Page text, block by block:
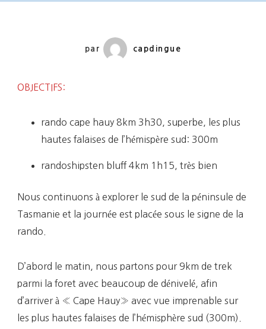
par capdingue
OBJECTIFS:
rando cape hauy 8km 3h30, superbe, les plus
hautes falaises de l’hémispère sud: 300m
randoshipsten bluff 4km 1h15, très bien
Nous continuons à explorer le sud de la péninsule de
Tasmanie et la journée est placée sous le signe de la
rando.
D’abord le matin, nous partons pour 9km de trek
parmi la foret avec beaucoup de dénivelé, afin
d’arriver à « Cape Hauy» avec vue imprenable sur
les plus hautes falaises de l’hémisphère sud (300m).